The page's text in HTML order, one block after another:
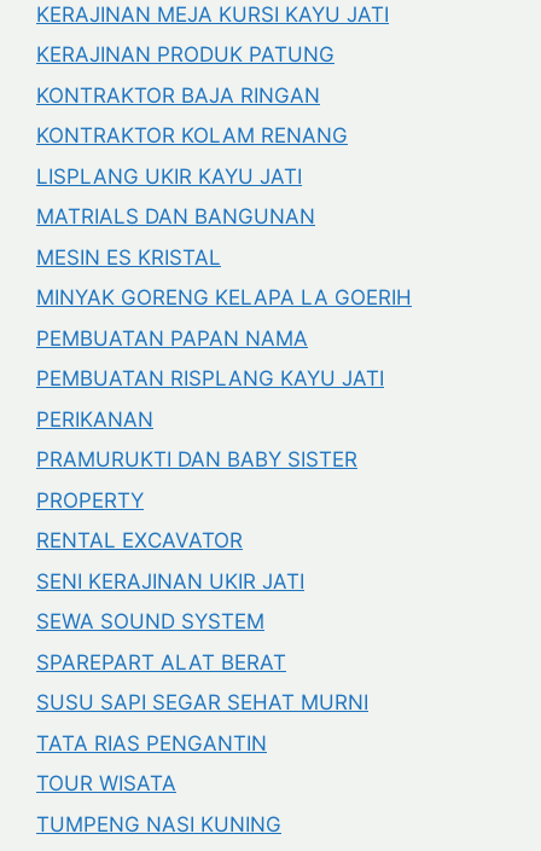
KERAJINAN MEJA KURSI KAYU JATI
KERAJINAN PRODUK PATUNG
KONTRAKTOR BAJA RINGAN
KONTRAKTOR KOLAM RENANG
LISPLANG UKIR KAYU JATI
MATRIALS DAN BANGUNAN
MESIN ES KRISTAL
MINYAK GORENG KELAPA LA GOERIH
PEMBUATAN PAPAN NAMA
PEMBUATAN RISPLANG KAYU JATI
PERIKANAN
PRAMURUKTI DAN BABY SISTER
PROPERTY
RENTAL EXCAVATOR
SENI KERAJINAN UKIR JATI
SEWA SOUND SYSTEM
SPAREPART ALAT BERAT
SUSU SAPI SEGAR SEHAT MURNI
TATA RIAS PENGANTIN
TOUR WISATA
TUMPENG NASI KUNING